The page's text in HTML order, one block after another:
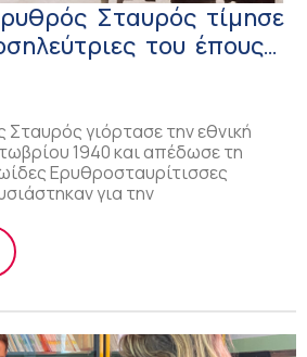
Σταυρός τίμησε
του έπους
γιόρτασε την εθνική
1940 και απέδωσε τη
Ερυθροσταυρίτισσες
για την